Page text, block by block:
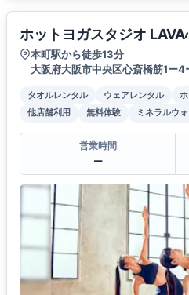
ホットヨガスタジオ
本町駅から徒歩13分
大阪府大阪市中央区心斎橋筋1ー
タオルレンタル ウェアレンタル
他店舗利用
無料体験 ミネラルウ
営業時間
ー